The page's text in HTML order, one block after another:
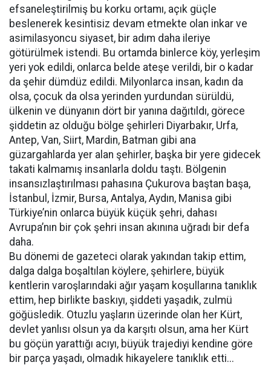
efsaneleştirilmiş bu korku ortamı, açık güçle
beslenerek kesintisiz devam etmekte olan inkar ve
asimilasyoncu siyaset, bir adım daha ileriye
götürülmek istendi. Bu ortamda binlerce köy, yerleşim
yeri yok edildi, onlarca belde ateşe verildi, bir o kadar
da şehir dümdüz edildi. Milyonlarca insan, kadın da
olsa, çocuk da olsa yerinden yurdundan sürüldü,
ülkenin ve dünyanın dört bir yanına dağıtıldı, görece
şiddetin az olduğu bölge şehirleri Diyarbakır, Urfa,
Antep, Van, Siirt, Mardin, Batman gibi ana
güzargahlarda yer alan şehirler, başka bir yere gidecek
takati kalmamış insanlarla doldu taştı. Bölgenin
insansızlaştırılması pahasına Çukurova baştan başa,
İstanbul, İzmir, Bursa, Antalya, Aydın, Manisa gibi
Türkiye’nin onlarca büyük küçük şehri, dahası
Avrupa’nın bir çok şehri insan akınına uğradı bir defa
daha.
Bu dönemi de gazeteci olarak yakından takip ettim,
dalga dalga boşaltılan köylere, şehirlere, büyük
kentlerin varoşlarındaki ağır yaşam koşullarına tanıklık
ettim, hep birlikte baskıyı, şiddeti yaşadık, zulmü
göğüsledik. Otuzlu yaşların üzerinde olan her Kürt,
devlet yanlısı olsun ya da karşıtı olsun, ama her Kürt
bu göçün yarattığı acıyı, büyük trajediyi kendine göre
bir parça yaşadı, olmadık hikayelere tanıklık etti...